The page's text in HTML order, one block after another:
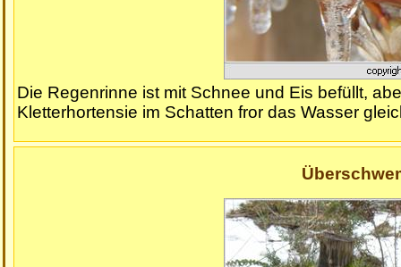
Die Regenrinne ist mit Schnee und Eis befüllt,
Kletterhortensie im Schatten fror das Wasser